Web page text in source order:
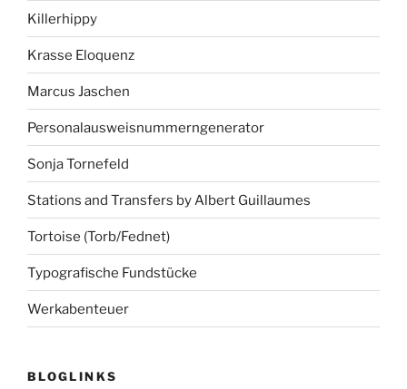
Killerhippy
Krasse Eloquenz
Marcus Jaschen
Personalausweisnummerngenerator
Sonja Tornefeld
Stations and Transfers by Albert Guillaumes
Tortoise (Torb/Fednet)
Typografische Fundstücke
Werkabenteuer
BLOGLINKS